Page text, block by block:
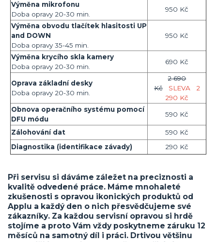
Výměna mikrofonu
Doba opravy 20-30 min.
950 Kč
Výměna obvodu tlačítek hlasitosti UP
and DOWN
Doba opravy 35-45 min.
950 Kč
Výměna krycího skla kamery
Doba opravy 20-30 min.
690 Kč
Oprava základní desky
Doba opravy 20-30 min.
2 690
Kč
SLEVA 2
290 Kč
Obnova operačního systému pomocí
DFU módu
590 Kč
Zálohování dat
590 Kč
Diagnostika (identifikace závady)
290 Kč
Při servisu si dáváme záležet na preciznosti a
kvalitě odvedené práce. Máme mnohaleté
zkušenosti s opravou ikonických produktů od
Applu a každý den o nich přesvědčujeme své
zákazníky. Za každou servisní opravou si hrdě
stojíme a proto Vám vždy poskytneme záruku 12
měsíců na samotný díl i práci. Drtivou většinu